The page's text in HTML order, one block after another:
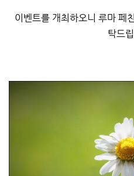
이벤트를 개최하오니 루마 페
탁드